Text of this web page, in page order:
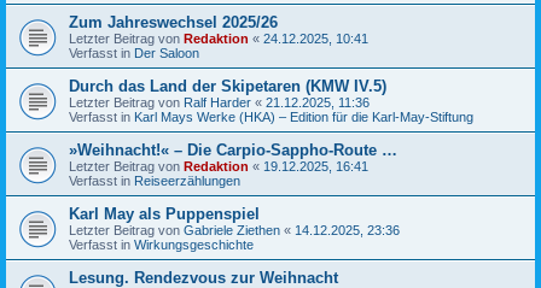
Zum Jahreswechsel 2025/26
Letzter Beitrag von Redaktion « 24.12.2025, 10:41
Verfasst in Der Saloon
Durch das Land der Skipetaren (KMW IV.5)
Letzter Beitrag von Ralf Harder « 21.12.2025, 11:36
Verfasst in Karl Mays Werke (HKA) – Edition für die Karl-May-Stiftung
»Weihnacht!« – Die Carpio-Sappho-Route …
Letzter Beitrag von Redaktion « 19.12.2025, 16:41
Verfasst in Reiseerzählungen
Karl May als Puppenspiel
Letzter Beitrag von Gabriele Ziethen « 14.12.2025, 23:36
Verfasst in Wirkungsgeschichte
Lesung. Rendezvous zur Weihnacht